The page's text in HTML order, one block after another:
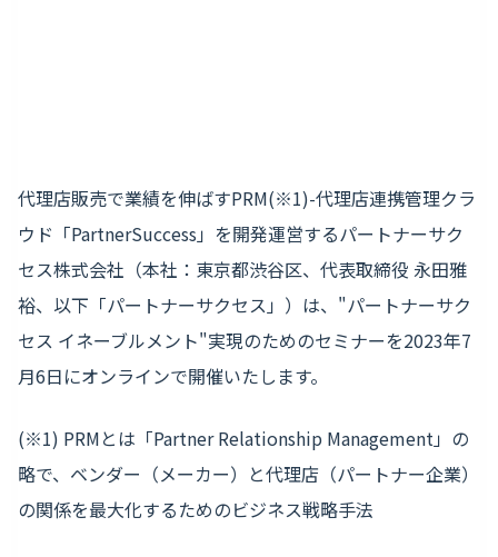
代理店販売で業績を伸ばすPRM(※1)-代理店連携管理クラ
ウド「PartnerSuccess」を開発運営するパートナーサク
セス株式会社（本社：東京都渋谷区、代表取締役 永田雅
裕、以下「パートナーサクセス」）は、"パートナーサク
セス イネーブルメント"実現のためのセミナーを2023年7
月6日にオンラインで開催いたします。
(※1) PRMとは「Partner Relationship Management」の
略で、ベンダー（メーカー）と代理店（パートナー企業）
の関係を最大化するためのビジネス戦略手法